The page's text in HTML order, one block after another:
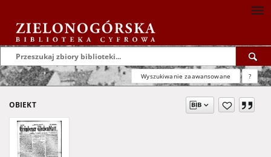
Wyszukiwanie zaawansowane ?
OBIEKT